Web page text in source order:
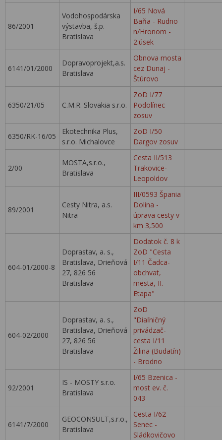
86/2001
Vodohospodárska
výstavba, š.p.
Bratislava
I/65 Nová
Baňa - Rudno
n/Hronom -
2.úsek
6141/01/2000
Dopravoprojekt,a.s.
Bratislava
Obnova mosta
cez Dunaj -
Štúrovo
6350/21/05 C.M.R. Slovakia s.r.o.
ZoD I/77
Podolínec
zosuv
6350/RK-16/05
Ekotechnika Plus,
s.r.o. Michalovce
ZoD I/50
Dargov zosuv
2/00
MOSTA,s.r.o.,
Bratislava
Cesta II/513
Trakovice-
Leopoldov
89/2001
Cesty Nitra, a.s.
Nitra
III/0593 Špania
Dolina -
úprava cesty v
km 3,500
604-01/2000-8
Doprastav, a. s.,
Bratislava, Drieňová
27, 826 56
Bratislava
Dodatok č. 8 k
ZoD "Cesta
I/11 Čadca-
obchvat,
mesta, II.
Etapa"
604-02/2000
Doprastav, a. s.,
Bratislava, Drieňová
27, 826 56
Bratislava
ZoD
"Diaľničný
privádzač-
cesta I/11
Žilina (Budatín)
- Brodno
92/2001
IS - MOSTY s.r.o.
Bratislava
I/65 Bzenica -
most ev. č.
043
6141/7/2000
GEOCONSULT,s.r.o.,
Bratislava
Cesta I/62
Senec -
Sládkovičovo